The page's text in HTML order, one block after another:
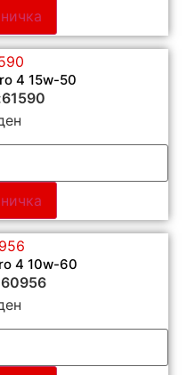
4 15w-50
4 10w-60